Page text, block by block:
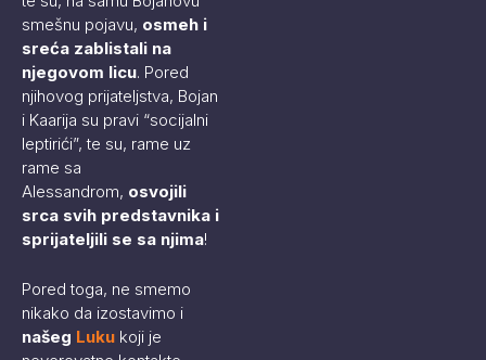
smešnu pojavu, osmeh i
sreća zablistali na
njegovom licu. Pored
njihovog prijateljstva, Bojan
i Kaarija su pravi “socijalni
leptirići”, te su, rame uz
rame sa
Alessandrom, osvojili
srca svih predstavnika i
sprijateljili se sa njima!
Pored toga, ne smemo
nikako da izostavimo i
našeg Luku koji je